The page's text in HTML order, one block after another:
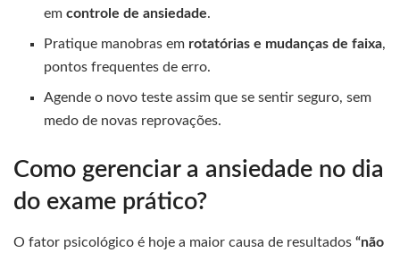
emcontrole de ansiedade.
Pratique manobras em rotatórias e mudanças de faixa,
pontos frequentes de erro.
Agende o novo teste assim que se sentir seguro, sem
medo de novas reprovações.
Como gerenciar a ansiedade no dia
do exame prático?
O fator psicológico é hoje a maior causa de resultados “não